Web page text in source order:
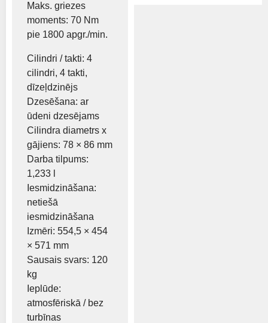
Maks. griezes
moments: 70 Nm
pie 1800 apgr./min.
Cilindri / takti: 4
cilindri, 4 takti,
dīzeļdzinējs
Dzesēšana: ar
ūdeni dzesējams
Cilindra diametrs x
gājiens: 78 × 86 mm
Darba tilpums:
1,233 l
Iesmidzināšana:
netiešā
iesmidzināšana
Izmēri: 554,5 × 454
× 571 mm
Sausais svars: 120
kg
Ieplūde:
atmosfēriskā / bez
turbīnas